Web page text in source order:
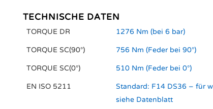
TECHNISCHE DATEN
TORQUE DR 1276 Nm (bei 6 bar)
TORQUE SC(90°) 756 Nm (Feder bei 90°)
TORQUE SC(0°) 510 Nm (Feder bei 0°)
EN ISO 5211
Standard: F14 DS36 – für
siehe Datenblatt